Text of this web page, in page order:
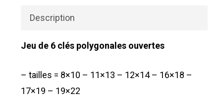
Description
Jeu de 6 clés polygonales ouvertes
– tailles = 8×10 – 11×13 – 12×14 – 16×18 –
17×19 – 19×22